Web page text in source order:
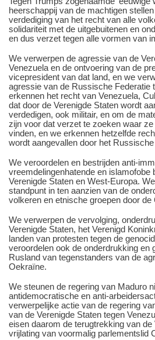
heerschappij van de machtigen
verdediging van het recht van alle
solidariteit met de uitgebuitenen en
en dus verzet tegen alle vormen van
We verwerpen de agressie van de
Venezuela en de ontvoering van de
vicepresident van dat land, en we
agressie van de Russische Federatie
erkennen het recht van Venezuela,
dat door de Verenigde Staten wordt
verdedigen, ook militair, en om de
zijn voor dat verzet te zoeken waar
vinden, en we erkennen hetzelfde
wordt aangevallen door het
We veroordelen en bestrijden anti-
vreemdelingenhatende en islamofobe
Verenigde Staten en West-Europa.
standpunt in ten aanzien van de
volkeren en etnische groepen door de
We verwerpen de vervolging,
Verenigde Staten, het Verenigd
landen van protesten tegen de
veroordelen ook de onderdrukking en
Rusland van tegenstanders van de
Oekraïne.
We steunen de regering van Maduro
antidemocratische en anti-
verwerpelijke actie van de regering
van de Verenigde Staten tegen
eisen daarom de terugtrekking van de
vrijlating van voormalig parlementslid